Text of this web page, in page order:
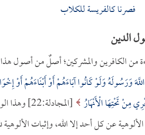
فصرنا كالفريسة للكلاب
الدين
من الكافرين والمشركين؛ أصلٌ من أصول
وَرَسُولَهُ وَلَوْ كَانُوا آبَاءَهُمْ أَوْ أَبْنَاءَهُمْ أَوْ
مِنْ تَحْتِهَا الْأَنْهَارُ
عن كل أحد إلا الله، وإثبات